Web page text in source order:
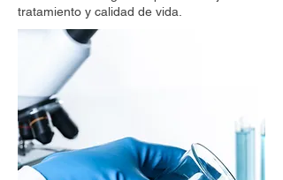
tratamiento y calidad de vida.